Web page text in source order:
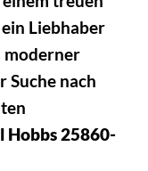
Liebhaber
moderner
Suche nach
Hobbs 25860-